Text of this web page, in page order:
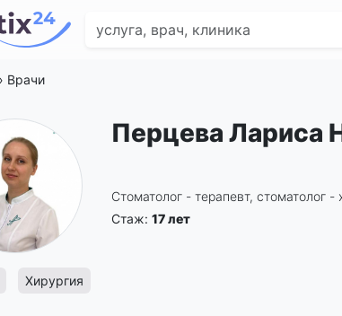
Врачи
Перцева Лариса
Стоматолог - терапевт, стоматолог -
Стаж: 17 лет
Хирургия